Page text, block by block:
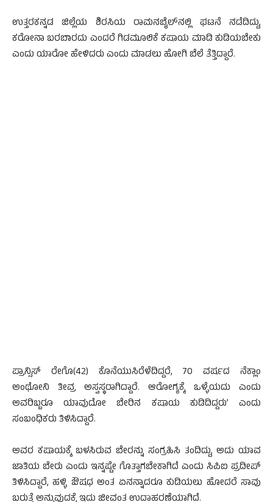
ಉತ್ತರಕನ್ನಡ ಜಿಲ್ಲೆಯ ಶಿರಸಿಯ ರಾಮನಬೈಲ್‌ನಲ್ಲಿ ಘಟನೆ ನಡೆದಿದ್ದು,
ಕರೋನಾ ಬರಬಾರದು ಎಂದರೆ ಗಿಡಮೂಲಿಕೆ ಕಷಾಯ ಮಾಡಿ ಕುಡಿಯಬೇಕು
ಎಂದು ಯಾರೋ ಹೇಳಿದರು ಎಂದು ಮಾಡಲು ಹೋಗಿ ಬೆಲೆ ತೆತ್ತಿದ್ದಾರೆ.
ಪ್ರಾನ್ಸಿಸ್ ರೇಗೊ(42) ಕೊನೆಯುಸಿರೆಳೆದಿದ್ದರೆ, 70 ವರ್ಷದ ನೆಕ್ಲಾಂ
ಅಂಥೋನಿ ತೀವ್ರ ಅಸ್ವಸ್ಥರಾಗಿದ್ದಾರೆ. ಆರೋಗ್ಯಕ್ಕೆ ಒಳ್ಳೆಯದು ಎಂದು
ಅವರಿಬ್ಬರೂ ಯಾವುದೋ‌ ಬೇರಿನ ಕಷಾಯ ಕುಡಿದಿದ್ದರು’ ಎಂದು
ಸಂಬಂಧಿಕರು ತಿಳಿಸಿದ್ದಾರೆ.
ಅವರ ಕಷಾಯಕ್ಕೆ ಬಳಸಿರುವ ಬೇರನ್ನು ಸಂಗ್ರಹಿಸಿ ತಂದಿದ್ದು, ಅದು ಯಾವ
ಜಾತಿಯ ಬೇರು ಎಂದು ಇನ್ನಷ್ಟೇ ಗೊತ್ತಾಗಬೇಕಾಗಿದೆ ಎಂದು ಸಿಪಿಐ ಪ್ರದೀಪ್
ತಿಳಿಸಿದ್ದಾರೆ, ಹಳ್ಳಿ ಔಷಧ ಅಂತ ಏನನ್ನಾದರೂ ಕುಡಿಯಲು ಹೋದರೆ ಸಾವು